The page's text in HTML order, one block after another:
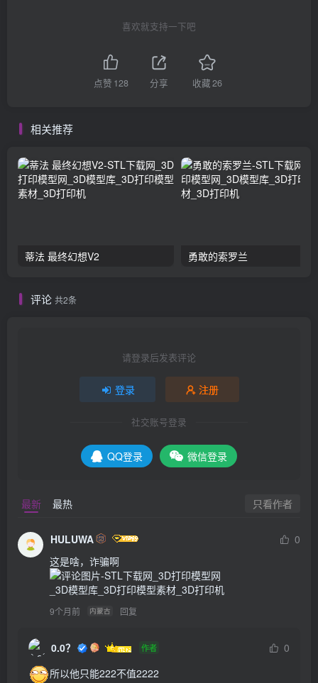
喜欢就支持一下吧
点赞 128 分享 收藏26
相关推荐
蒂法 最终幻想V2 勇敢的索罗兰
评论 共2条
请登录后发表评论
登录 注册
社交账号登录
QQ登录 微信登录
最新 最热 只看作者
HULUWA
0
这是啥，诈骗啊
9个月前 内蒙古 回复
0.0？ 作者
0
所以他只能222不值2222